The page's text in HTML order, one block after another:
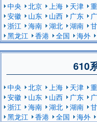
中央 北京 上海 天津
安徽
山东 山西 广东
浙江
海南 湖北 湖南
黑龙江
香港 全国 海外
610
中央 北京 上海 天津
安徽
山东 山西 广东
浙江
海南 湖北 湖南
黑龙江
香港 全国 海外